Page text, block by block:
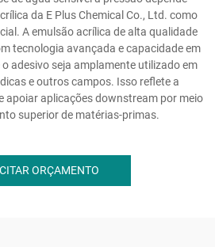
da E Plus Chemical Co., Ltd. como
A emulsão acrílica de alta qualidade
tecnologia avançada e capacidade em
adesivo seja amplamente utilizado em
e outros campos. Isso reflete a
apoiar aplicações downstream por meio
superior de matérias-primas.
ORÇAMENTO